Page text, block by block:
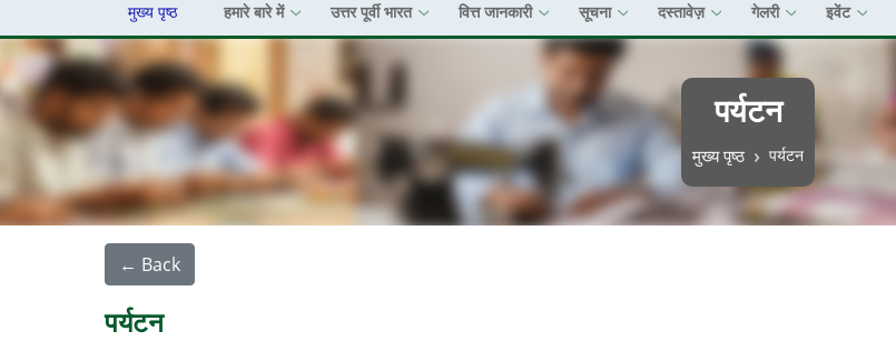
मुख्य पृष्ठ हमारे बारे में उत्तर पूर्वी भारत वित्त जानकारी सूचना दस्तावेज़ गेलरी इवेंट
पर्यटन
पग चिन्ह
मुख्य पृष्ठ पर्यटन
← Back
पर्यटन